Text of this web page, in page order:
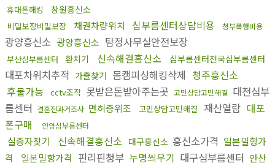
휴대폰해킹 창원흥신소
비밀보장비밀보장 채권차량위치 심부름센터상담비용 청부폭행비용
광양흥신소 광양흥신소 탐정사무실안전보장
부산심부름센터 환치기 신속해결흥신소 심부름센터전국심부름센터
대포차위치추적 가출찾기 몸캠피싱해킹삭제 청주흥신소
후불가능
cctv조작 못받은돈받아주는곳 고민상담고민해결 대전심부
름센터 결혼전과거조사 면허증위조 고민상담고민해결 재산열람 대포
폰구매
안양심부름센터
실종자찾기 신속해결흥신소 대구흥신소 흥신소가격 일본밀항가
격
일본밀항가격 핀리핀청부 누명씌우기 대구심부름센터 안산